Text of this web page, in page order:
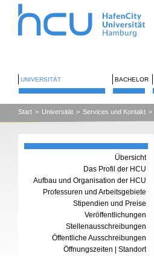
UNIVERSITÄT BACHELOR
Start > Universität > Services und Kontakt >
Übersicht
Das Profil der HCU
Aufbau und Organisation der HCU
Professuren und Arbeitsgebiete
Stipendien und Preise
Veröffentlichungen
Stellenausschreibungen
Öffentliche Ausschreibungen
Öffnungszeiten | Standort